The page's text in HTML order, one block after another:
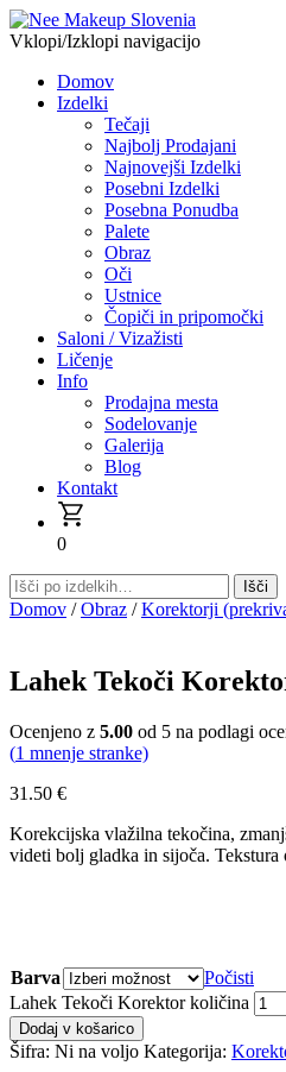
Vklopi/Izklopi navigacijo
Domov
Izdelki
Tečaji
Najbolj Prodajani
Najnovejši Izdelki
Posebni Izdelki
Posebna Ponudba
Palete
Obraz
Oči
Ustnice
Čopiči in pripomočki
Saloni / Vizažisti
Ličenje
Info
Prodajna mesta
Sodelovanje
Galerija
Blog
Kontakt
0
Domov /Obraz /Korektorji
Lahek Tekoči
Ocenjeno z 5.00 od 5 na podlagi
(1 mnenje stranke)
31.50 €
Korekcijska vlažilna tekočina,
videti bolj gladka in sijoča.
Barva
Počisti
Lahek Tekoči Korektor količina
Dodaj v košarico
Šifra: Ni na voljo Kategorija: